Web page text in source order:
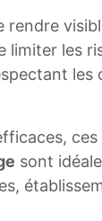
rendre
limiter les
les
ces
sont